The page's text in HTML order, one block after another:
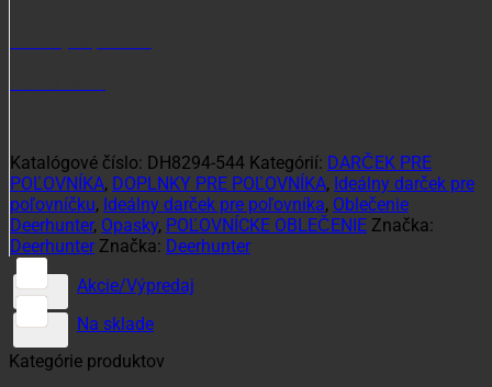
Katalógové číslo: DH8294-544 Kategórií: DARČEK PRE
POĽOVNÍKA, DOPLNKY PRE POĽOVNÍKA, Ideálny darček pre
poľovníčku, Ideálny darček pre poľovníka, Oblečenie
Deerhunter, Opasky, POĽOVNÍCKE OBLEČENIE Značka:
Deerhunter Značka: Deerhunter
Akcie/Výpredaj
Na sklade
Kategórie produktov